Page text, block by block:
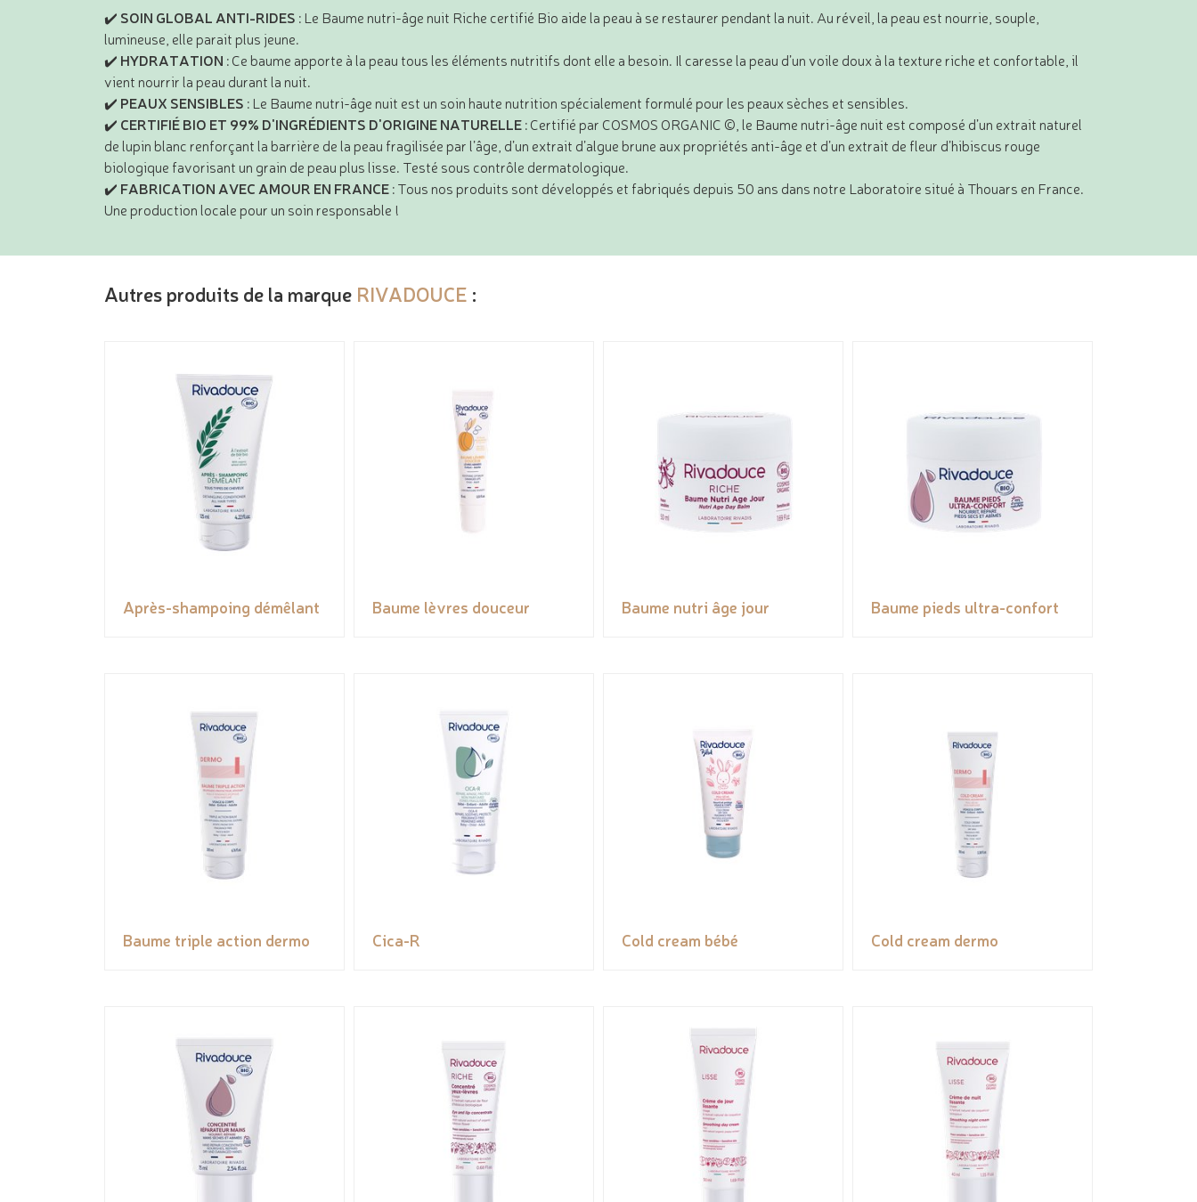
✔️ SOIN GLOBAL ANTI-RIDES : Le Baume nutri-âge nuit Riche certifié Bio aide la peau à se restaurer pendant la nuit. Au réveil, la peau est nourrie, souple,
lumineuse, elle parait plus jeune.
✔️ HYDRATATION : Ce baume apporte à la peau tous les éléments nutritifs dont elle a besoin. Il caresse la peau d’un voile doux à la texture riche et confortable, il
vient nourrir la peau durant la nuit.
✔️ PEAUX SENSIBLES : Le Baume nutri-âge nuit est un soin haute nutrition spécialement formulé pour les peaux sèches et sensibles.
✔️ CERTIFIÉBIO ET 99% D'INGRÉDIENTS D'ORIGINE NATURELLE: Certifié par COSMOS ORGANIC ©, le Baume nutri-âge nuit est composé d’un extrait naturel
de lupin blanc renforçant la barrière de la peau fragilisée par l’âge, d’un extrait d’algue brune aux propriétés anti-âge et d’un extrait de fleur d’hibiscus rouge
biologique favorisant un grain de peau plus lisse. Testé sous contrôle dermatologique.
✔️ FABRICATION AVEC AMOUR EN FRANCE: Tous nos produits sont développés et fabriqués depuis 50 ans dans notre Laboratoire situé à Thouars en France.
Une production locale pour un soin responsable !
Autres produits de la marque RIVADOUCE :
Après-shampoing démêlant Baume lèvres douceur Baume nutri âge jour Baume pieds ultra-confort
Baume triple action dermo Cica-R Cold cream bébé Cold cream dermo